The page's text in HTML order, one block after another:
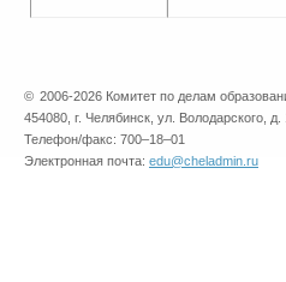
© 2006-2026 Комитет по делам
454080, г. Челябинск, ул. Володарского, д.
Телефон/факс: 700–18–01
Электронная почта: edu@cheladmin.ru